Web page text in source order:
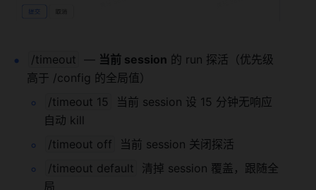
/timeout 当前 session 的 run 探活（优先级
高于 /config 的全局值）
/timeout 15
当前 session 设 15 分钟无响应
自动 kill
/timeout off
当前 session 关闭探活
/timeout default
清掉 session 覆盖，跟随全
局